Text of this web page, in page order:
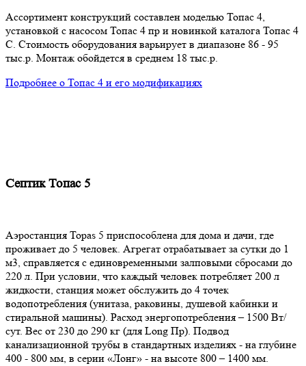
Ассортимент конструкций составлен моделью Топас 4,
установкой с насосом Топас 4 пр и новинкой каталога Топас 4
С. Стоимость оборудования варьирует в диапазоне 86 - 95
тыс.р. Монтаж обойдется в среднем 18 тыс.р.
Подробнее о Топас 4 и его модификациях
Септик Топас 5
Аэростанция Topas 5 приспособлена для дома и дачи, где
проживает до 5 человек. Агрегат отрабатывает за сутки до 1
м3, справляется с единовременными залповыми сбросами до
220 л. При условии, что каждый человек потребляет 200 л
жидкости, станция может обслужить до 4 точек
водопотребления (унитаза, раковины, душевой кабинки и
стиральной машины). Расход энергопотребления – 1500 Вт/
сут. Вес от 230 до 290 кг (для Long Пр). Подвод
канализационной трубы в стандартных изделиях - на глубине
400 - 800 мм, в серии «Лонг» - на высоте 800 – 1400 мм.